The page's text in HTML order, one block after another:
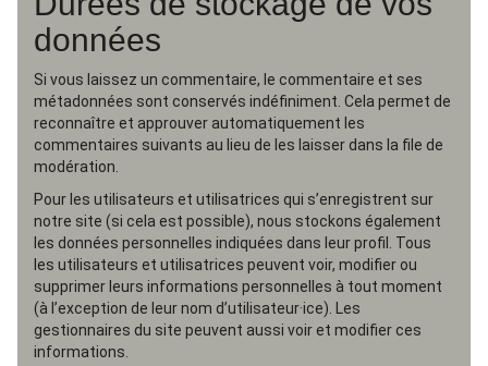
données
Si vous laissez un commentaire, le commentaire et ses
métadonnées sont conservés indéfiniment. Cela permet de
reconnaître et approuver automatiquement les
commentaires suivants au lieu de les laisser dans la file de
modération.
Pour les utilisateurs et utilisatrices qui s’enregistrent sur
notre site (si cela est possible), nous stockons également
les données personnelles indiquées dans leur profil. Tous
les utilisateurs et utilisatrices peuvent voir, modifier ou
supprimer leurs informations personnelles à tout moment
(à l’exception de leur nom d’utilisateur·ice). Les
gestionnaires du site peuvent aussi voir et modifier ces
informations.